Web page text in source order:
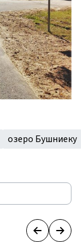
озеро Бушниеку